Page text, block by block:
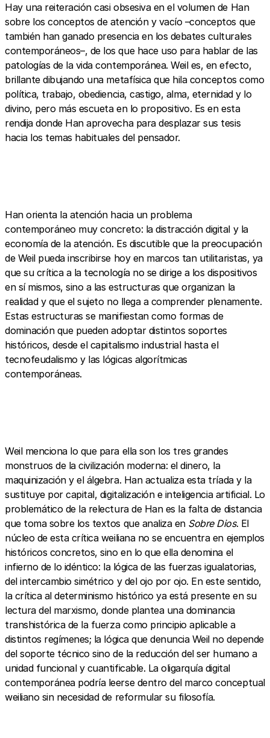
Hay una reiteración casi obsesiva en el volumen de Han
sobre los conceptos de atención y vacío –conceptos que
también han ganado presencia en los debates culturales
contemporáneos–, de los que hace uso para hablar de las
patologías de la vida contemporánea. Weil es, en efecto,
brillante dibujando una metafísica que hila conceptos como
política, trabajo, obediencia, castigo, alma, eternidad y lo
divino, pero más escueta en lo propositivo. Es en esta
rendija donde Han aprovecha para desplazar sus tesis
hacia los temas habituales del pensador.
Han orienta la atención hacia un problema
contemporáneo muy concreto: la distracción digital y la
economía de la atención. Es discutible que la preocupación
de Weil pueda inscribirse hoy en marcos tan utilitaristas, ya
que su crítica a la tecnología no se dirige a los dispositivos
en sí mismos, sino a las estructuras que organizan la
realidad y que el sujeto no llega a comprender plenamente.
Estas estructuras se manifiestan como formas de
dominación que pueden adoptar distintos soportes
históricos, desde el capitalismo industrial hasta el
tecnofeudalismo y las lógicas algorítmicas
contemporáneas.
Weil menciona lo que para ella son los tres grandes
monstruos de la civilización moderna: el dinero, la
maquinización y el álgebra. Han actualiza esta tríada y la
sustituye por capital, digitalización e inteligencia artificial. Lo
problemático de la relectura de Han es la falta de distancia
que toma sobre los textos que analiza en Sobre Dios. El
núcleo de esta crítica weiliana no se encuentra en ejemplos
históricos concretos, sino en lo que ella denomina el
infierno de lo idéntico: la lógica de las fuerzas igualatorias,
del intercambio simétrico y del ojo por ojo. En este sentido,
la crítica al determinismo histórico ya está presente en su
lectura del marxismo, donde plantea una dominancia
transhistórica de la fuerza como principio aplicable a
distintos regímenes; la lógica que denuncia Weil no depende
del soporte técnico sino de la reducción del ser humano a
unidad funcional y cuantificable. La oligarquía digital
contemporánea podría leerse dentro del marco conceptual
weiliano sin necesidad de reformular su filosofía.